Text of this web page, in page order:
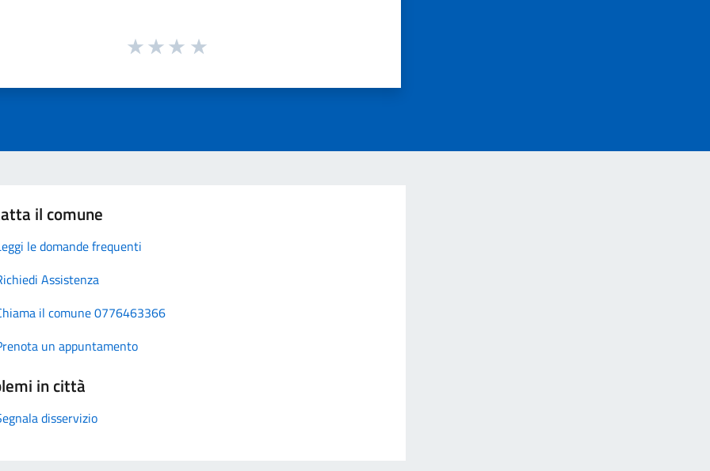
il comune
le domande frequenti
Assistenza
il comune 0776463366
un appuntamento
in città
disservizio